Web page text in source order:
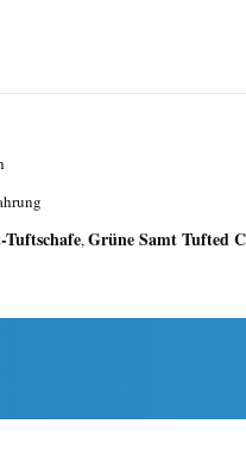
Tuftschafe,Grüne Samt Tufted